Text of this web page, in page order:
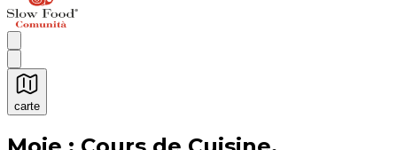
carte
Expériences culinaires inoubliables : Expériences